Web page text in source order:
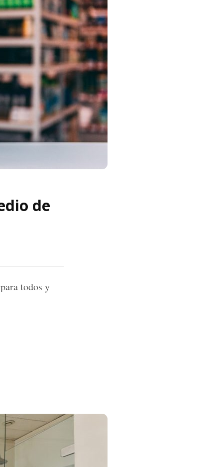
de
todos y